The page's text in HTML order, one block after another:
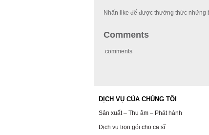
Nhấn like để được thưởng thức những
Comments
comments
DỊCH VỤ CỦA CHÚNG TÔI
Sản xuất – Thu âm – Phát hành
Dịch vụ trọn gói cho ca sĩ